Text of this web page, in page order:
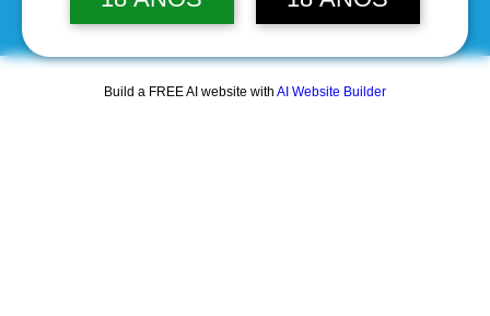
Build a FREE AI website with AI Website Builder